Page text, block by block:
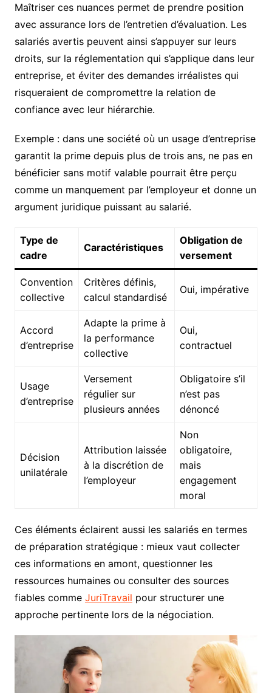
Maîtriser ces nuances permet de prendre position
avec assurance lors de l’entretien d’évaluation. Les
salariés avertis peuvent ainsi s’appuyer sur leurs
droits, sur la réglementation qui s’applique dans leur
entreprise, et éviter des demandes irréalistes qui
risqueraient de compromettre la relation de
confiance avec leur hiérarchie.
Exemple : dans une société où un usage d’entreprise
garantit la prime depuis plus de trois ans, ne pas en
bénéficier sans motif valable pourrait être perçu
comme un manquement par l’employeur et donne un
argument juridique puissant au salarié.
Type de
cadre
Caractéristiques
Obligation de
versement
Convention
collective
Critères définis,
calcul standardisé
Oui, impérative
Accord
d’entreprise
Adapte la prime à
la performance
collective
Oui,
contractuel
Usage
d’entreprise
Versement
régulier sur
plusieurs années
Obligatoire s’il
n’est pas
dénoncé
Décision
unilatérale
Attribution laissée
à la discrétion de
l’employeur
Non
obligatoire,
mais
engagement
moral
Ces éléments éclairent aussi les salariés en termes
de préparation stratégique : mieux vaut collecter
ces informations en amont, questionner les
ressources humaines ou consulter des sources
fiables comme JuriTravail pour structurer une
approche pertinente lors de la négociation.